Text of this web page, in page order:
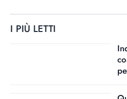
I PIÙ LETTI